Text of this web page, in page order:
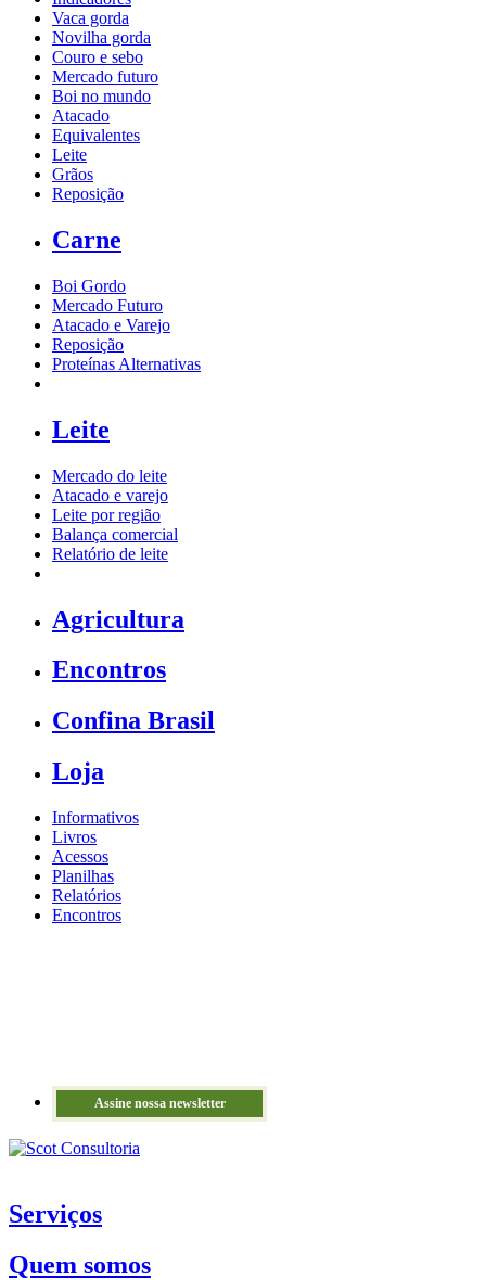
Vaca gorda
Novilha gorda
Couro e sebo
Mercado futuro
Boi no mundo
Atacado
Equivalentes
Leite
Grãos
Reposição
Carne
Boi Gordo
Mercado Futuro
Atacado e Varejo
Reposição
Proteínas Alternativas
Leite
Mercado do leite
Atacado e varejo
Leite por região
Balança comercial
Relatório de leite
Agricultura
Encontros
Confina Brasil
Loja
Informativos
Livros
Acessos
Planilhas
Relatórios
Encontros
Assine nossa newsletter
Serviços
Quem somos